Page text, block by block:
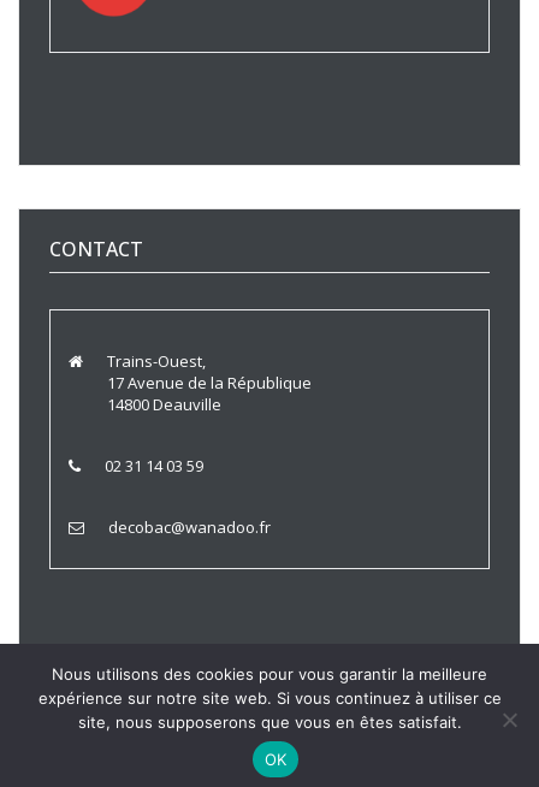
CONTACT
Trains-Ouest,
17 Avenue de la République
14800 Deauville
02 31 14 03 59
decobac@wanadoo.fr
Trains Ouest © 2021 |Politique de Confidentialité| Mentions
Légales
Nous utilisons des cookies pour vous garantir la meilleure
expérience sur notre site web. Si vous continuez à utiliser ce
site, nous supposerons que vous en êtes satisfait.
OK